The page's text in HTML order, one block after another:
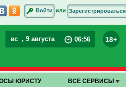
Войти или Зарегистрироваться
вс , 9 августа 06:56 18+
ЮРИСТУ ВСЕ СЕРВИСЫ